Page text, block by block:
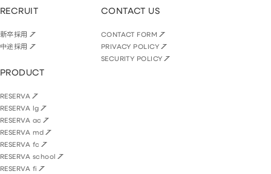
RECRUIT
新卒採用
中途採用
CONTACT US
CONTACT FORM
PRIVACY POLICY
SECURITY POLICY
PRODUCT
RESERVA
RESERVA lg
RESERVA ac
RESERVA md
RESERVA fc
RESERVA school
RESERVA fi